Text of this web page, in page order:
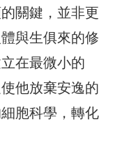
關鍵，並非更
與生俱來的修
在最微小的
他放棄安逸的
胞科學，轉化